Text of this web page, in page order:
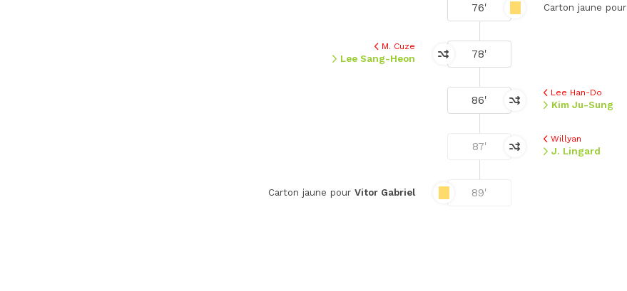
76' Carton jaune pour
78'
M. Cuze
Lee Sang-Heon
86'
Lee Han-Do
Kim Ju-Sung
87'
Willyan
J. Lingard
89'
Carton jaune pour Vitor Gabriel